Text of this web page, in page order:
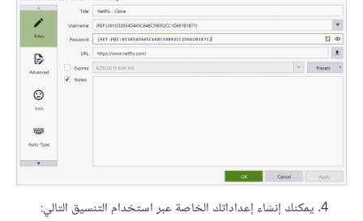
يمكنك إنشاء إعداداتك الخاصة عبر استخدام التنسيق التالي: